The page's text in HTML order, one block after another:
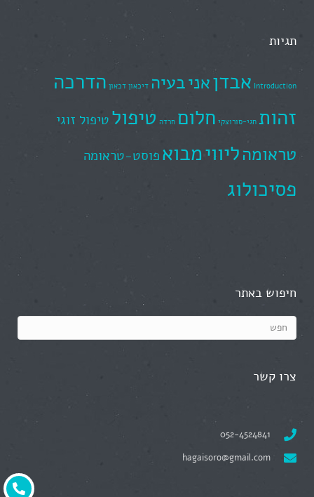
תגיות
Introduction אבדןאניבעיה דיכאון דכאון הדרכה
זהות חגי-סורוצקי חלום חרדה טיפולטיפול זוגי
טראומהליווימבואפוסט-טראומה
פסיכולוג
חיפוש באתר
צרו קשר
052-4524841
hagaisoro@gmail.com